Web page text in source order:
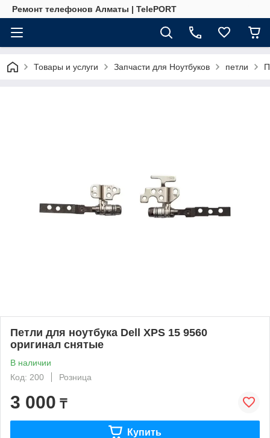
Ремонт телефонов Алматы | TelePORT
Товары и услуги Запчасти для Ноутбуков петли
Петли для ноутбука Dell XPS 15 9560
оригинал снятые
В наличии
Код: 200
Розница
3 000 ₸
Купить